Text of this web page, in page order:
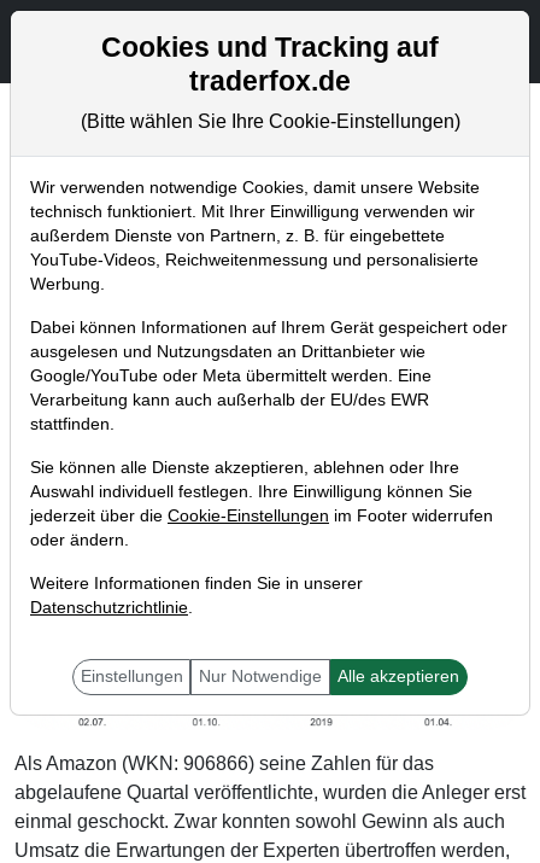
Aktien- und Artikelsuche
Chartanalysen
Home Blog Chartanalysen
Chartanalyse Amazon: Wird diese
Kursmarke durchbrochen, startet die
Impulsbewegung!
07.03.2019 um 07:26 Uhr | P. Uhlschmied
Als Amazon (WKN: 906866) seine Zahlen für das
abgelaufene Quartal veröffentlichte, wurden die Anleger erst
einmal geschockt. Zwar konnten sowohl Gewinn als auch
Umsatz die Erwartungen der Experten übertroffen werden,
Cookies und Tracking auf
traderfox.de
(Bitte wählen Sie Ihre Cookie-Einstellungen)
Wir verwenden notwendige Cookies, damit unsere Website
technisch funktioniert. Mit Ihrer Einwilligung verwenden wir
außerdem Dienste von Partnern, z. B. für eingebettete
YouTube-Videos, Reichweitenmessung und personalisierte
Werbung.
Dabei können Informationen auf Ihrem Gerät gespeichert oder
ausgelesen und Nutzungsdaten an Drittanbieter wie
Google/YouTube oder Meta übermittelt werden. Eine
Verarbeitung kann auch außerhalb der EU/des EWR
stattfinden.
Sie können alle Dienste akzeptieren, ablehnen oder Ihre
Auswahl individuell festlegen. Ihre Einwilligung können Sie
jederzeit über die Cookie-Einstellungen im Footer widerrufen
oder ändern.
Weitere Informationen finden Sie in unserer
Datenschutzrichtlinie.
Einstellungen Nur Notwendige Alle akzeptieren